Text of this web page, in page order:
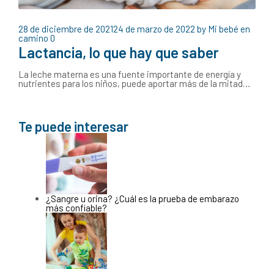
28 de diciembre de 202124 de marzo de 2022 by Mi bebé en
camino 0
Lactancia, lo que hay que saber
La leche materna es una fuente importante de energía y
nutrientes para los niños, puede aportar más de la mitad…
Te puede interesar
¿Sangre u orina? ¿Cuál es la prueba de embarazo
más confiable?